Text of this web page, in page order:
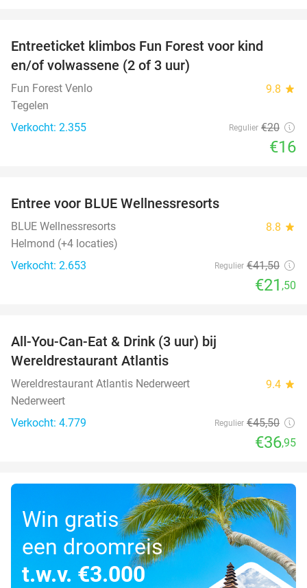
Entreeticket klimbos Fun Forest voor kind
en/of volwassene (2 of 3 uur)
Fun Forest Venlo 9.8 star
Tegelen
Verkocht: 2.355
Regulier €20
€16
Entree voor BLUE Wellnessresorts
BLUE Wellnessresorts 8.8 star
Helmond (+4 locaties)
Verkocht: 2.653
Regulier €41,50
€21 ,50
All-You-Can-Eat & Drink (3 uur) bij
Wereldrestaurant Atlantis
Wereldrestaurant Atlantis Nederweert 9.4 star
Nederweert
Verkocht: 4.779
Regulier €45,50
€36,95
Win gratis
een droomreis
t.w.v. €3.000